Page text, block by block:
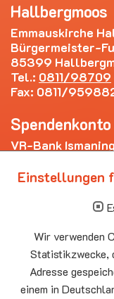
Hallbergmoos
Emmauskirche
Bürgermeister-
85399
Tel.: 0811/98709
Fax: 0811/
Spendenkonto
VR-Bank
Die nächsten
Montag
15.00
10.08
Einstellungen
Wir verwenden
Statistikzwecke,
Adresse
einem in